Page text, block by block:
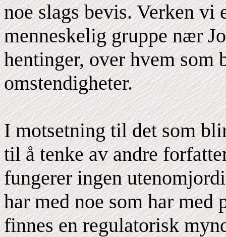
noe slags bevis. Verken vi
menneskelig gruppe nær
hentinger, over hvem
omstendigheter.
I motsetning til det som
til å tenke av andre
fungerer ingen
har med noe som har med
finnes en regulatorisk